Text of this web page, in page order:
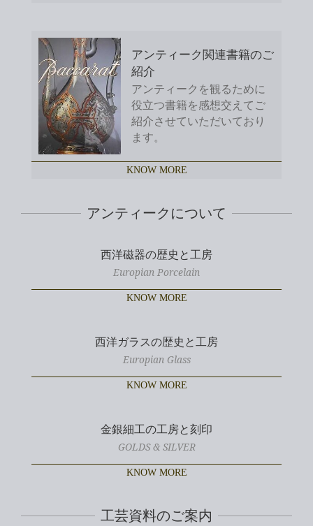
アンティーク関連書籍のご
紹介
アンティークを観るために
役立つ書籍を感想交えてご
紹介させていただいており
ます。
KNOW MORE
アンティークについて
西洋磁器の歴史と工房
Europian Porcelain
KNOW MORE
西洋ガラスの歴史と工房
Europian Glass
KNOW MORE
金銀細工の工房と刻印
GOLDS & SILVER
KNOW MORE
工芸資料のご案内